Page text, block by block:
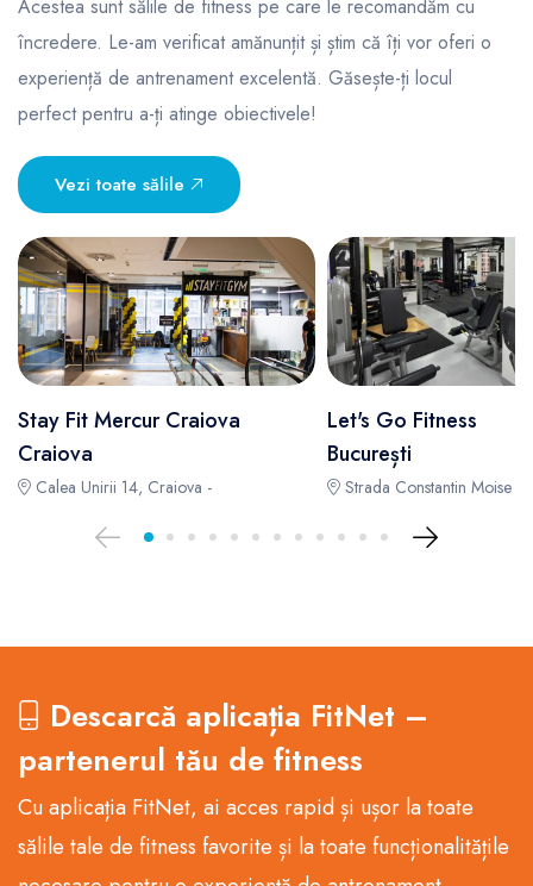
Acestea sunt sălile de fitness pe care le recomandăm cu
încredere. Le-am verificat amănunțit și știm că îți vor oferi o
experiență de antrenament excelentă. Găsește-ți locul
perfect pentru a-ți atinge obiectivele!
Vezi toate sălile
Stay Fit Mercur Craiova
Craiova
Calea Unirii 14, Craiova -
Let's Go Fitness
București
Strada Constantin Moise
Descarcă aplicația FitNet –
partenerul tău de fitness
Cu aplicația FitNet, ai acces rapid și ușor la toate
sălile tale de fitness favorite și la toate funcționalitățile